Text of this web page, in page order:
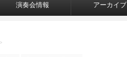
演奏会情報 アーカイブ
>